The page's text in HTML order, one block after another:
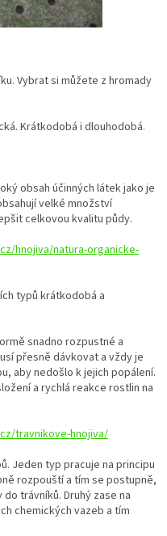
Vybrat si můžete z hromady
Krátkodobá i dlouhodobá.
obsah účinných látek jako je
velké množství
celkovou kvalitu půdy.
hnojiva/natura-organicke-
typů krátkodobá a
snadno rozpustné a
přesně dávkovat a vždy je
aby nedošlo k jejich popálení.
a rychlá reakce rostlin na
travnikove-hnojiva/
Jeden typ pracuje na principu
rozpouští a tím se postupně,
trávníků. Druhý zase na
chemických vazeb a tím